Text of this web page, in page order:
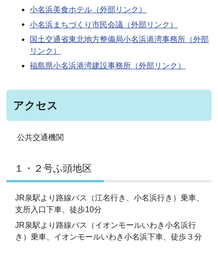
小名浜美食ホテル（外部リンク）
小名浜まちづくり市民会議（外部リンク）
国土交通省東北地方整備局小名浜港湾事務所（外部
リンク）
福島県小名浜港湾建設事務所（外部リンク）
アクセス
公共交通機関
１・２号ふ頭地区
JR泉駅より路線バス（江名行き、小名浜行き）乗車、
支所入口下車、徒歩10分
JR泉駅より路線バス（イオンモールいわき小名浜行
き）乗車、イオンモールいわき小名浜下車、徒歩３分